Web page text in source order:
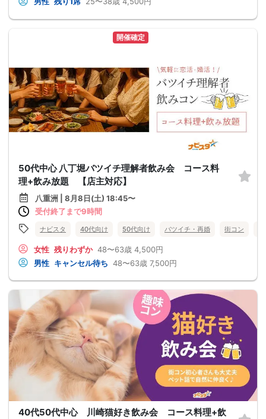
開催確定
50代中心 八丁堀バツイチ理解者飲み会 コース料
理+飲み放題 【店主対応】
八重洲 | 8月8日(土) 18:45〜
受付終了まで9時間
ナビスタ 40代向け 50代向け バツイチ・再婚 街コン
女性 残りわずか 48〜63歳 4,500円
男性 キャンセル待ち 48〜63歳 7,500円
40代50代中心 川崎猫好き飲み会 コース料理+飲